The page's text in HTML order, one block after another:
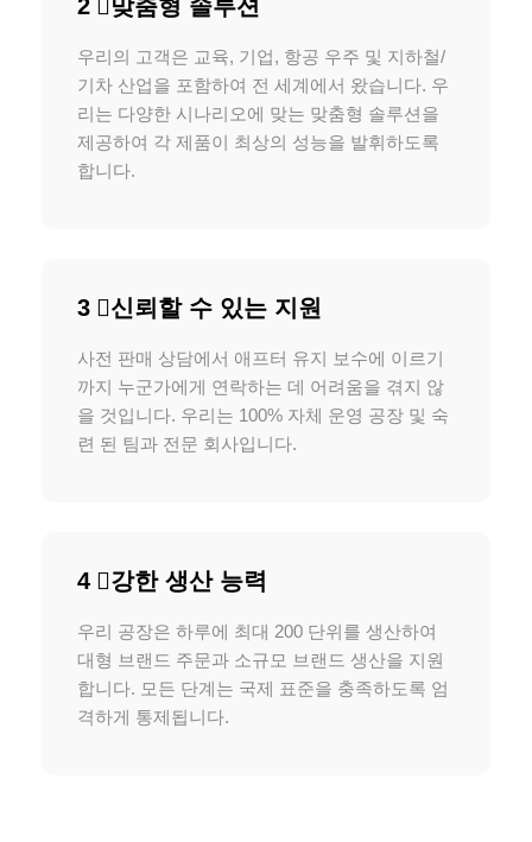
2 ️⃣맞춤형 솔루션
우리의 고객은 교육, 기업, 항공 우주 및 지하철/
기차 산업을 포함하여 전 세계에서 왔습니다. 우
리는 다양한 시나리오에 맞는 맞춤형 솔루션을
제공하여 각 제품이 최상의 성능을 발휘하도록
합니다.
3 ️⃣신뢰할 수 있는 지원
사전 판매 상담에서 애프터 유지 보수에 이르기
까지 누군가에게 연락하는 데 어려움을 겪지 않
을 것입니다. 우리는 100% 자체 운영 공장 및 숙
련 된 팀과 전문 회사입니다.
4 ️⃣강한 생산 능력
우리 공장은 하루에 최대 200 단위를 생산하여
대형 브랜드 주문과 소규모 브랜드 생산을 지원
합니다. 모든 단계는 국제 표준을 충족하도록 엄
격하게 통제됩니다.